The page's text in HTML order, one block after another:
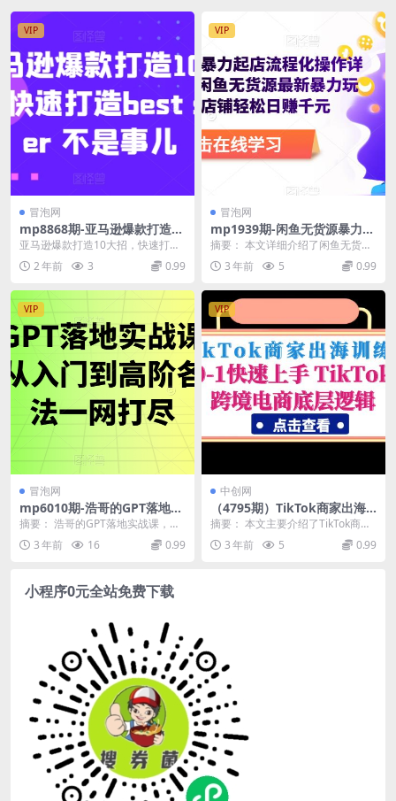
VIP
冒泡网
mp8868期-亚马逊爆款打造10
大招，快速打造best seller 不
是事儿
亚马逊爆款打造10大招，快速打造
best seller 不是事儿 课程内容：
1... 2 年前 3 0.99
VIP
冒泡网
mp1939期-闲鱼无货源暴力起
店流程化操作详解，2023闲鱼
无货源最新暴力玩法，单店铺
轻松日赚千元(2023年闲鱼无
铺轻松日赚千元)
摘要： 本文详细介绍了闲鱼无货源
暴力起店的流程化操作，包括做电
商的底层逻辑、无货...
3 年前 5 0.99
VIP
冒泡网
mp6010期-浩哥的GPT落地实
战课，主攻GPT，从入门到高
阶各种高端法一网打尽
摘要： 浩哥的GPT落地实战课，主
攻GPT，从入门到高阶各种高端法
一网打尽。课程...
3 年前 16 0.99
VIP
中创网
（4795期）TikTok商家出海
训练营：0-1快速上手 TikTok
跨境电商底层逻辑(无中创水
印)(TikTok商家出海训练营掌
摘要： 本文主要介绍了TikTok商家
出海训练营的内容，该训练营旨在
帮助商家快速...
3 年前 5 0.99
小程序0元全站免费下载